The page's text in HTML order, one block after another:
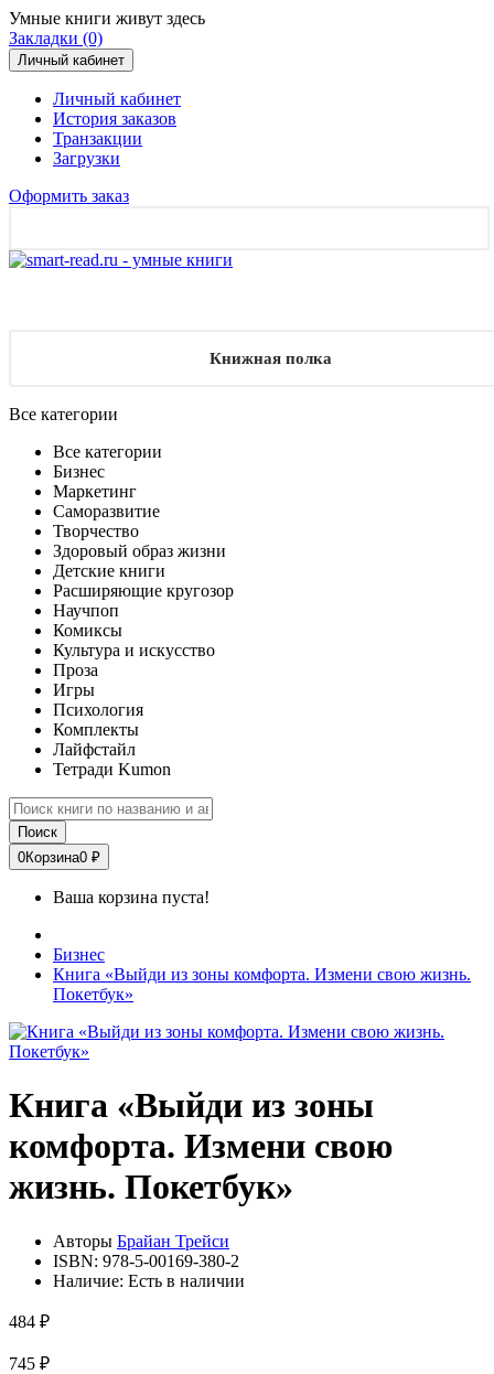
Умные книги живут здесь
Закладки (0)
Личный кабинет
Личный кабинет
История заказов
Транзакции
Загрузки
Оформить заказ
Книжная полка
Все категории
Все категории
Бизнес
Маркетинг
Саморазвитие
Творчество
Здоровый образ жизни
Детские книги
Расширяющие кругозор
Научпоп
Комиксы
Культура и искусство
Проза
Игры
Психология
Комплекты
Лайфстайл
Тетради Kumon
Поиск
0Корзина0 ₽
Ваша корзина пуста!
Бизнес
Книга «Выйди из зоны комфорта. Измени свою жизнь.
Покетбук»
Книга «Выйди из зоны
комфорта. Измени свою
жизнь. Покетбук»
Авторы Брайан Трейси
ISBN: 978-5-00169-380-2
Наличие: Есть в наличии
484 ₽
745 ₽